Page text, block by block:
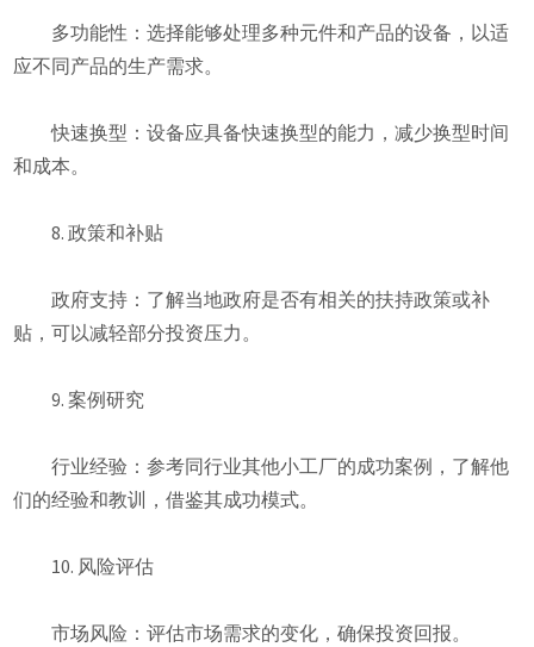
多功能性：选择能够处理多种元件和产品的设备，以适
应不同产品的生产需求。
快速换型：设备应具备快速换型的能力，减少换型时间
和成本。
8. 政策和补贴
政府支持：了解当地政府是否有相关的扶持政策或补
贴，可以减轻部分投资压力。
9. 案例研究
行业经验：参考同行业其他小工厂的成功案例，了解他
们的经验和教训，借鉴其成功模式。
10. 风险评估
市场风险：评估市场需求的变化，确保投资回报。